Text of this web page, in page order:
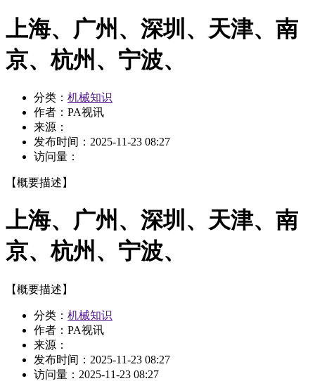
上海、广州、深圳、天津、南
京、杭州、宁波、
分类： 机械知识
作者：PA视讯
来源：
发布时间： 2025-11-23 08:27
访问量：
【概要描述】
上海、广州、深圳、天津、南
京、杭州、宁波、
【概要描述】
分类： 机械知识
作者：PA视讯
来源：
发布时间： 2025-11-23 08:27
访问量： 2025-11-23 08:27